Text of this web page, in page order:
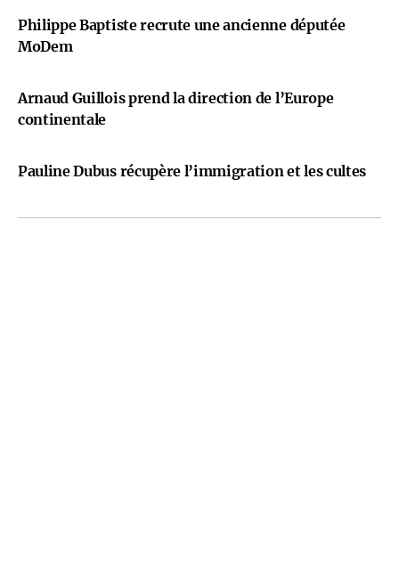
Philippe Baptiste recrute une ancienne députée
MoDem
Arnaud Guillois prend la direction de l’Europe
continentale
Pauline Dubus récupère l’immigration et les cultes